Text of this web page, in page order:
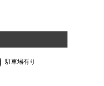
駐車場有り